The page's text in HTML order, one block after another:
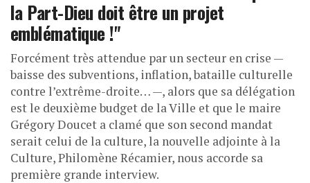
la Part-Dieu doit être un projet
emblématique !"
Forcément très attendue par un secteur en crise —
baisse des subventions, inflation, bataille culturelle
contre l’extrême-droite… —, alors que sa délégation
est le deuxième budget de la Ville et que le maire
Grégory Doucet a clamé que son second mandat
serait celui de la culture, la nouvelle adjointe à la
Culture, Philomène Récamier, nous accorde sa
première grande interview.